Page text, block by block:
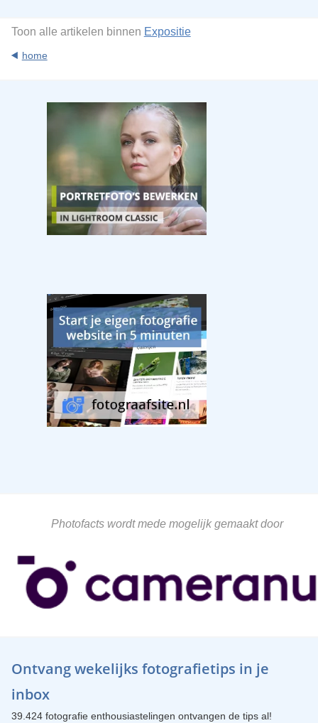
Toon alle artikelen binnen Expositie
home
Photofacts wordt mede mogelijk gemaakt door
Ontvang wekelijks fotografietips in je
inbox
39.424 fotografie enthousiastelingen ontvangen de tips al!